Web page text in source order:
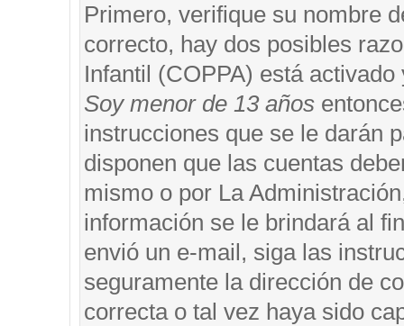
Primero, verifique su nombre
correcto, hay dos posibles
Infantil (COPPA) está
Soy menor de 13 años
instrucciones que se le darán
disponen que las cuentas
mismo o por La
información se le brindará al
envió un e-mail, siga las
seguramente la dirección de
correcta o tal vez haya sido